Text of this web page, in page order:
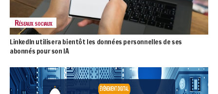
Réseaux sociaux
LinkedIn utilisera bientôt les données personnelles de ses
abonnés pour son IA